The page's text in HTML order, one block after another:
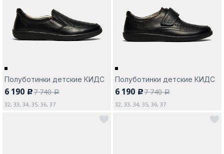
Да, все верно Изменить город
Полуботинки детские КИДС
6 190 c7 740a
32, 33, 34, 35, 36, 37
Полуботинки детские КИДС
6 190 c7 740a
32, 33, 34, 35, 36, 37